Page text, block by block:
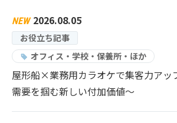
JOYSOUNDの特長
製品情報
ご契約までの流れ
2026.08.05
お役立ち記事
オフィス・学校・保養所・ほか
屋形船×業務用カラオケで集客力アッ
需要を掴む新しい付加価値〜